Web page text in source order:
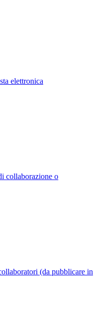
elettronica
collaborazione o
(da pubblicare in